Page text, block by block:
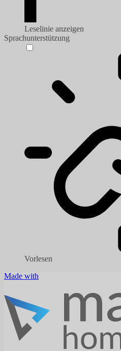
Leselinie anzeigen
Sprachunterstützung
Vorlesen
Made with